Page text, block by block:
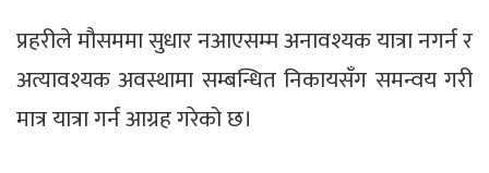
प्रहरीले मौसममा सुधार नआएसम्म अनावश्यक यात्रा नगर्न र
अत्यावश्यक अवस्थामा सम्बन्धित निकायसँग समन्वय गरी
मात्र यात्रा गर्न आग्रह गरेको छ।